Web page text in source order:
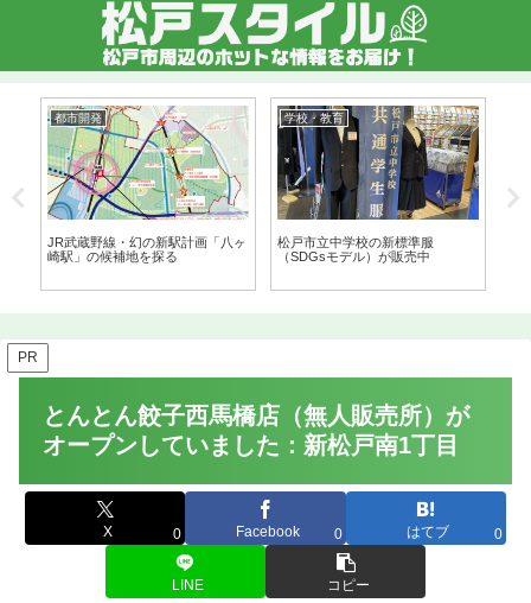
都市開発
JR武蔵野線・幻の新駅計画「八ヶ
崎駅」の候補地を探る
学校・教育
松戸市立中学校の新標準服
（SDGsモデル）が販売中
PR
とんとん餃子西馬橋店（無人販売所）が
オープンしていました：新松戸南1丁目
X 0 Facebook 0 はてブ 0
LINE コピー